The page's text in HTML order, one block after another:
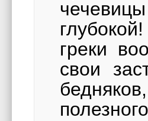
греки
свои